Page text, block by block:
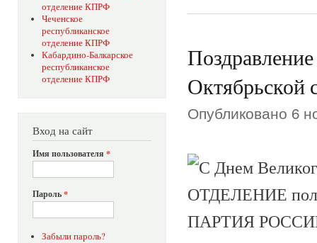
отделение КПРФ
Чеченское
республиканское
отделение КПРФ
Кабардино-Балкарское
республиканское
отделение КПРФ
Вход на сайт
Имя пользователя *
Пароль*
Забыли пароль?
Октябрьской
Опубликовано 6